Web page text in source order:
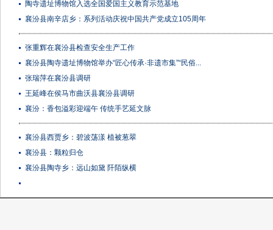
陶寺遗址博物馆入选全国爱国主义教育示范基地
襄汾县南辛店乡：系列活动庆祝中国共产党成立105周年
张重辉在襄汾县检查安全生产工作
襄汾县陶寺遗址博物馆举办“匠心传承·非遗市集”“民俗...
张瑞萍在襄汾县调研
王延峰在侯马市曲沃县襄汾县调研
襄汾：香包溢彩迎端午 传统手艺延文脉
襄汾县西贾乡：碧波荡漾 植被葱翠
襄汾县：颗粒归仓
襄汾县陶寺乡：远山如黛 阡陌纵横